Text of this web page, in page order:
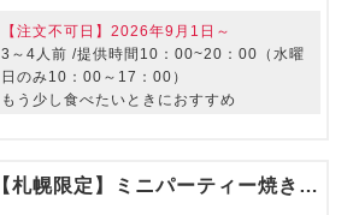
【注文不可日】2026年9月1日～
3～4人前 /提供時間10：00~20：00（水曜
日のみ10：00～17：00）
もう少し食べたいときにおすすめ
【札幌限定】ミニパーティー焼きそばセット【ご利用期間：9/1～】